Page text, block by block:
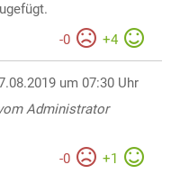
-0 +4
um 07:30 Uhr
Administrator
-0 +1